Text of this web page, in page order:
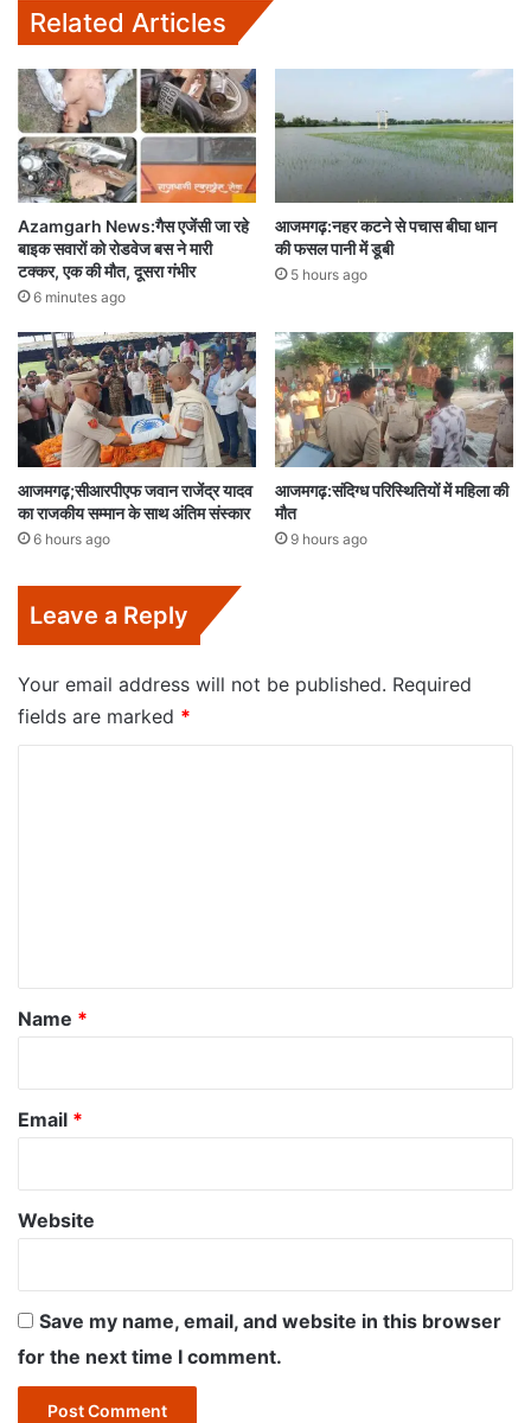
Related Articles
Azamgarh News:गैस एजेंसी जा रहे
बाइक सवारों को रोडवेज बस ने मारी
टक्कर, एक की मौत, दूसरा गंभीर
6 minutes ago
आजमगढ़:नहर कटने से पचास बीघा धान
की फसल पानी में डूबी
5 hours ago
आजमगढ़;सीआरपीएफ जवान राजेंद्र यादव
का राजकीय सम्मान के साथ अंतिम संस्कार
6 hours ago
आजमगढ़:संदिग्ध परिस्थितियों में महिला की
मौत
9 hours ago
Leave a Reply
Your email address will not be published. Required
fields are marked *
*
Name *
Email *
Website
Save my name, email, and website in this browser
for the next time I comment.